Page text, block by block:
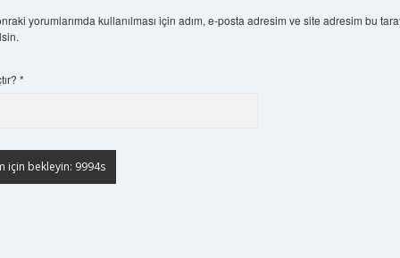
yorumlarımda kullanılması için adım, e-posta adresim ve site adresim bu
*